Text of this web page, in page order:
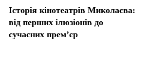
Історія кінотеатрів Миколаєва:
від перших ілюзіонів до
сучасних прем’єр